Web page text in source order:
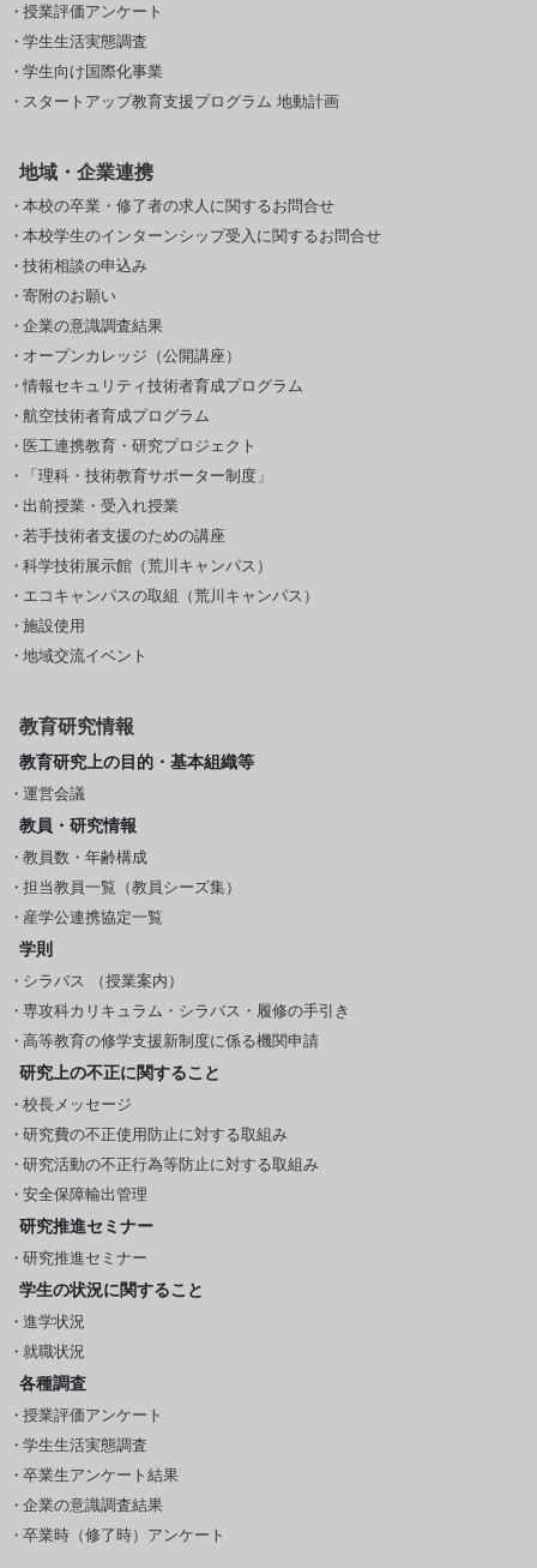
授業評価アンケート
学生生活実態調査
学生向け国際化事業
スタートアップ教育支援プログラム 地動計画
地域・企業連携
本校の卒業・修了者の求人に関するお問合せ
本校学生のインターンシップ受入に関するお問合せ
技術相談の申込み
寄附のお願い
企業の意識調査結果
オープンカレッジ（公開講座）
情報セキュリティ技術者育成プログラム
航空技術者育成プログラム
医工連携教育・研究プロジェクト
「理科・技術教育サポーター制度」
出前授業・受入れ授業
若手技術者支援のための講座
科学技術展示館（荒川キャンパス）
エコキャンパスの取組（荒川キャンパス）
施設使用
地域交流イベント
教育研究情報
教育研究上の目的・基本組織等
運営会議
教員・研究情報
教員数・年齢構成
担当教員一覧（教員シーズ集）
産学公連携協定一覧
学則
シラバス （授業案内）
専攻科カリキュラム・シラバス・履修の手引き
高等教育の修学支援新制度に係る機関申請
研究上の不正に関すること
校長メッセージ
研究費の不正使用防止に対する取組み
研究活動の不正行為等防止に対する取組み
安全保障輸出管理
研究推進セミナー
研究推進セミナー
学生の状況に関すること
進学状況
就職状況
各種調査
授業評価アンケート
学生生活実態調査
卒業生アンケート結果
企業の意識調査結果
卒業時（修了時）アンケート